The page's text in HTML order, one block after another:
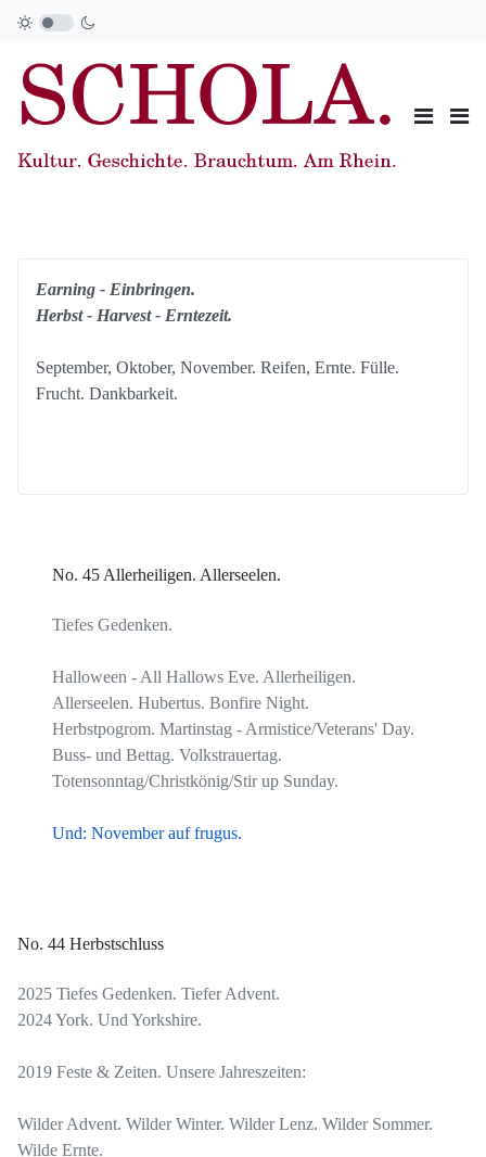
Earning - Einbringen.
Herbst - Harvest - Erntezeit.
September, Oktober, November. Reifen, Ernte. Fülle.
Frucht. Dankbarkeit.
No. 45 Allerheiligen. Allerseelen.
Tiefes Gedenken.
Halloween - All Hallows Eve. Allerheiligen.
Allerseelen. Hubertus. Bonfire Night.
Herbstpogrom. Martinstag - Armistice/Veterans' Day.
Buss- und Bettag. Volkstrauertag.
Totensonntag/Christkönig/Stir up Sunday.
Und: November auf frugus.
No. 44 Herbstschluss
2025 Tiefes Gedenken. Tiefer Advent.
2024 York. Und Yorkshire.
2019 Feste & Zeiten. Unsere Jahreszeiten:
Wilder Advent. Wilder Winter. Wilder Lenz. Wilder Sommer.
Wilde Ernte.